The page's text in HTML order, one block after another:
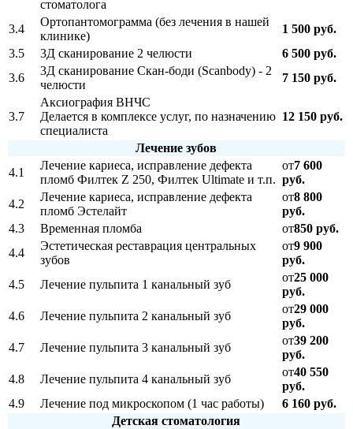
стоматолога
3.4
Ортопантомограмма (без лечения в нашей
клинике)
1 500 руб.
3.5
3Д сканирование 2 челюсти
6 500 руб.
3.6
3Д сканирование Скан-боди (Scanbody) - 2
челюсти
7 150 руб.
3.7
Аксиография ВНЧС
Делается в комплексе услуг, по назначению
специалиста
12 150 руб.
Лечение зубов
4.1
Лечение кариеса, исправление дефекта
пломб Филтек Z 250, Филтек Ultimate и т.п.
от7 600
руб.
4.2
Лечение кариеса, исправление дефекта
пломб Эстелайт
от8 800
руб.
4.3
Временная пломба от850 руб.
4.4
Эстетическая реставрация центральных
зубов
от9 900
руб.
4.5
Лечение пульпита 1 канальный зуб
от25 000
руб.
4.6
Лечение пульпита 2 канальный зуб
от29 000
руб.
4.7
Лечение пульпита 3 канальный зуб
от39 200
руб.
4.8
Лечение пульпита 4 канальный зуб
от40 550
руб.
4.9
Лечение под микроскопом (1 час работы)
6 160 руб.
Детская стоматология